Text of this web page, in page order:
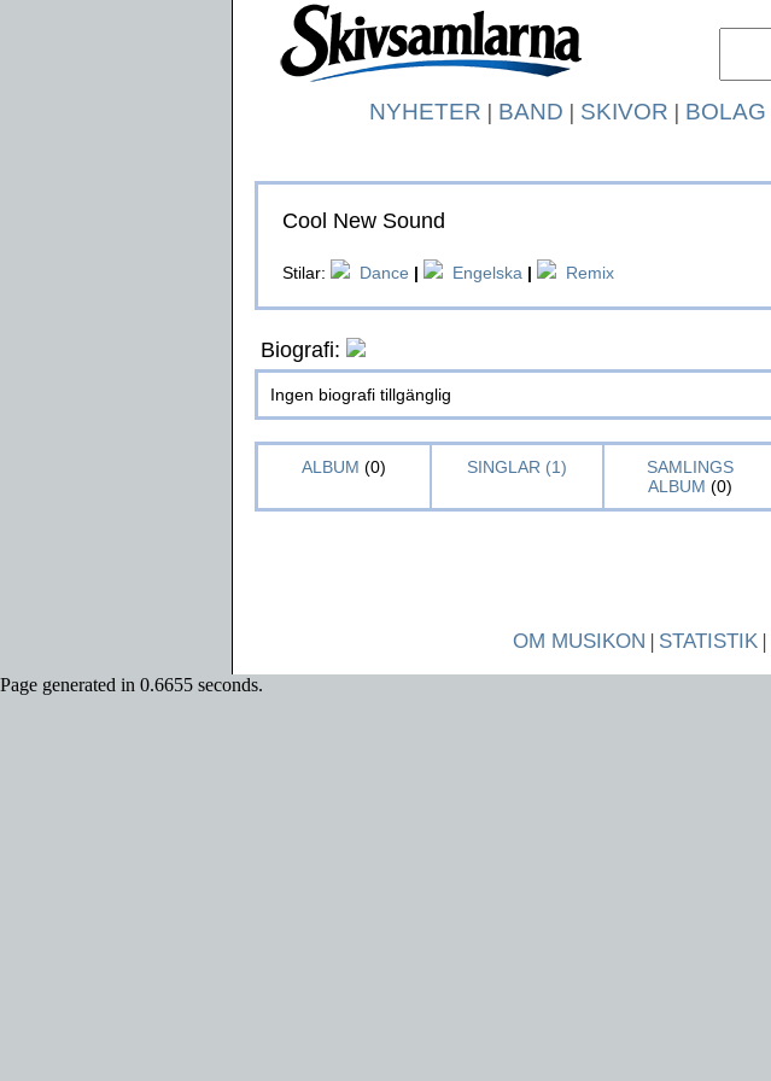
NYHETER | BAND | SKIVOR | BOLAG
Cool New Sound
Stilar: Dance | Engelska | Remix
Biografi:
Ingen biografi tillgänglig
ALBUM (0) SINGLAR (1)
SAMLINGS
ALBUM (0)
OM MUSIKON | STATISTIK|
Page generated in 0.6655 seconds.